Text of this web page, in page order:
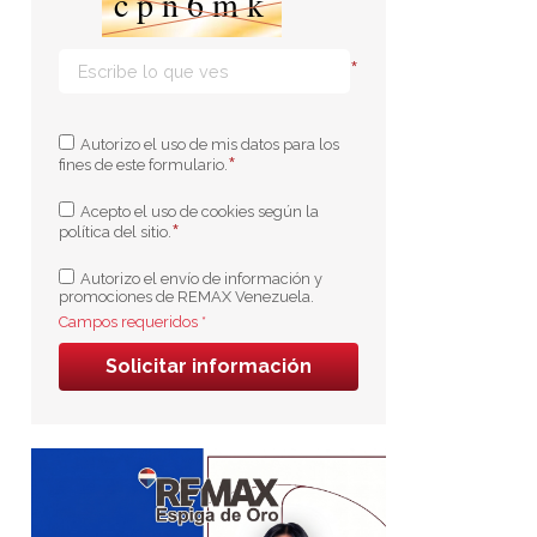
*
Autorizo el uso de mis datos para los
fines de este formulario.*
Acepto el uso de cookies según la
política del sitio.*
Autorizo el envío de información y
promociones de REMAX Venezuela.
Campos requeridos *
Solicitar información